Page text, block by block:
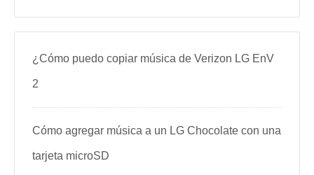
¿Cómo puedo copiar música de Verizon LG EnV
2
Cómo agregar música a un LG Chocolate con una
tarjeta microSD